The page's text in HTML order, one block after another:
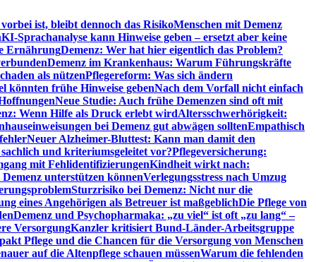
ist, bleibt dennoch das RisikoMenschen mit Demenz
KI-Sprachanalyse kann Hinweise geben – ersetzt aber keine
ErnährungDemenz: Wer hat hier eigentlich das Problem?
Demenz im Krankenhaus: Warum Führungskräfte
als nützenPflegereform: Was sich ändern
könnten frühe Hinweise gebenNach dem Vorfall nicht einfach
Neue Studie: Auch frühe Demenzen sind oft mit
Wenn Hilfe als Druck erlebt wirdAltersschwerhörigkeit:
bei Demenz gut abwägen solltenEmpathisch
Neuer Alzheimer-Bluttest: Kann man damit den
und kriteriumsgeleitet vor?Pflegeversicherung:
mit FehlidentifizierungenKindheit wirkt nach:
unterstützen könnenVerlegungsstress nach Umzug
Sturzrisiko bei Demenz: Nicht nur die
eines Angehörigen als Betreuer ist maßgeblichDie Pflege von
Demenz und Psychopharmaka: „zu viel“ ist oft „zu lang“ –
VersorgungKanzler kritisiert Bund-Länder-Arbeitsgruppe
Pflege und die Chancen für die Versorgung von Menschen
auf die Altenpflege schauen müssenWarum die fehlenden